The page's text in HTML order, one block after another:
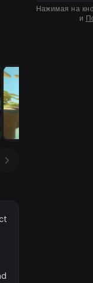
Нажимая на
и